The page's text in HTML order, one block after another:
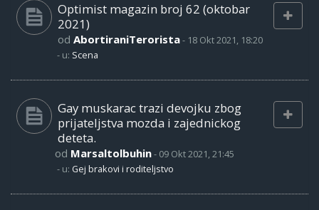
Optimist magazin broj 62 (oktobar
2021)
od AbortiraniTerorista- 18 Okt 2021, 18:20
- u: Scena
Gay muskarac trazi devojku zbog
prijateljstva mozda i zajednickog
deteta.
od Marsaltolbuhin- 09 Okt 2021, 21:45
- u: Gej brakovi i roditeljstvo